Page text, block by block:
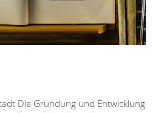
Die Gründung und Entwicklung